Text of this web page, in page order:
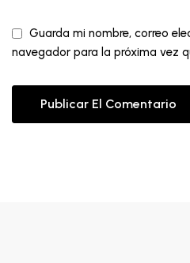
Guarda mi nombre, correo
navegador para la próxima vez